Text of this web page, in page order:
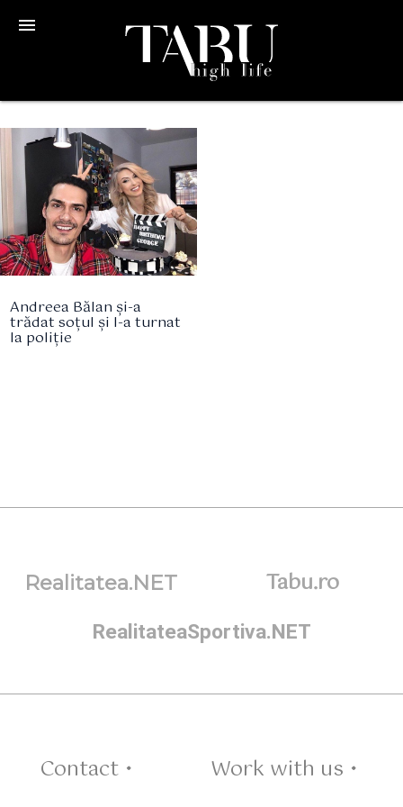
menu
Andreea Bălan și-a
trădat soțul și l-a turnat
la poliție
Realitatea.NET Tabu.ro
RealitateaSportiva.NET
Contact • Work with us •